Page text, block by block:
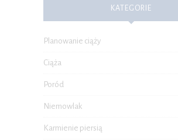
KATEGORIE
Planowanie ciąży
Ciąża
Poród
Niemowlak
Karmienie piersią